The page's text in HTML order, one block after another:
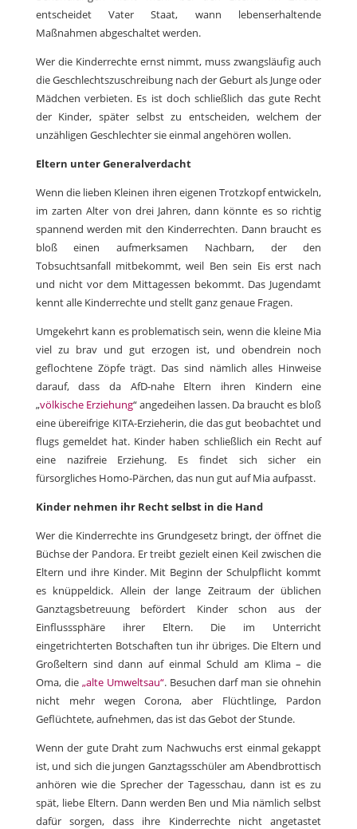
entscheidet Vater Staat, wann lebenserhaltende
Maßnahmen abgeschaltet werden.
Wer die Kinderrechte ernst nimmt, muss zwangsläufig auch
die Geschlechtszuschreibung nach der Geburt als Junge oder
Mädchen verbieten. Es ist doch schließlich das gute Recht
der Kinder, später selbst zu entscheiden, welchem der
unzähligen Geschlechter sie einmal angehören wollen.
Eltern unter Generalverdacht
Wenn die lieben Kleinen ihren eigenen Trotzkopf entwickeln,
im zarten Alter von drei Jahren, dann könnte es so richtig
spannend werden mit den Kinderrechten. Dann braucht es
bloß einen aufmerksamen Nachbarn, der den
Tobsuchtsanfall mitbekommt, weil Ben sein Eis erst nach
und nicht vor dem Mittagessen bekommt. Das Jugendamt
kennt alle Kinderrechte und stellt ganz genaue Fragen.
Umgekehrt kann es problematisch sein, wenn die kleine Mia
viel zu brav und gut erzogen ist, und obendrein noch
geflochtene Zöpfe trägt. Das sind nämlich alles Hinweise
darauf, dass da AfD-nahe Eltern ihren Kindern eine
„völkische Erziehung“ angedeihen lassen. Da braucht es bloß
eine übereifrige KITA-Erzieherin, die das gut beobachtet und
flugs gemeldet hat. Kinder haben schließlich ein Recht auf
eine nazifreie Erziehung. Es findet sich sicher ein
fürsorgliches Homo-Pärchen, das nun gut auf Mia aufpasst.
Kinder nehmen ihr Recht selbst in die Hand
Wer die Kinderrechte ins Grundgesetz bringt, der öffnet die
Büchse der Pandora. Er treibt gezielt einen Keil zwischen die
Eltern und ihre Kinder. Mit Beginn der Schulpflicht kommt
es knüppeldick. Allein der lange Zeitraum der üblichen
Ganztagsbetreuung befördert Kinder schon aus der
Einflusssphäre ihrer Eltern. Die im Unterricht
eingetrichterten Botschaften tun ihr übriges. Die Eltern und
Großeltern sind dann auf einmal Schuld am Klima – die
Oma, die „alte Umweltsau“. Besuchen darf man sie ohnehin
nicht mehr wegen Corona, aber Flüchtlinge, Pardon
Geflüchtete, aufnehmen, das ist das Gebot der Stunde.
Wenn der gute Draht zum Nachwuchs erst einmal gekappt
ist, und sich die jungen Ganztagsschüler am Abendbrottisch
anhören wie die Sprecher der Tagesschau, dann ist es zu
spät, liebe Eltern. Dann werden Ben und Mia nämlich selbst
dafür sorgen, dass ihre Kinderrechte nicht angetastet